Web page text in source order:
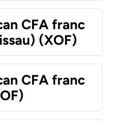
CFA franc
(XOF)
CFA franc